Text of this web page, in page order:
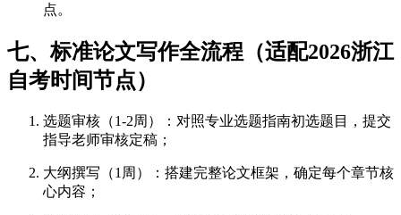
点。
七、标准论文写作全流程（适配2026浙江
自考时间节点）
选题审核（1-2周）：对照专业选题指南初选题目，提交
指导老师审核定稿；
大纲撰写（1周）：搭建完整论文框架，确定每个章节核
心内容；